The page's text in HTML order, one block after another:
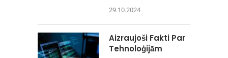
29.10.2024
Aizraujoši Fakti Par
Tehnoloģijām